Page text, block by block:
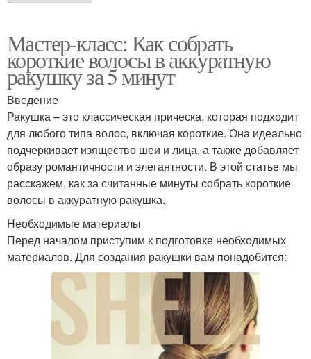
Мастер-класс: Как собрать
короткие волосы в аккуратную
ракушку за 5 минут
Введение
Ракушка – это классическая прическа, которая подходит
для любого типа волос, включая короткие. Она идеально
подчеркивает изящество шеи и лица, а также добавляет
образу романтичности и элегантности. В этой статье мы
расскажем, как за считанные минуты собрать короткие
волосы в аккуратную ракушка.
Необходимые материалы
Перед началом приступим к подготовке необходимых
материалов. Для создания ракушки вам понадобится: